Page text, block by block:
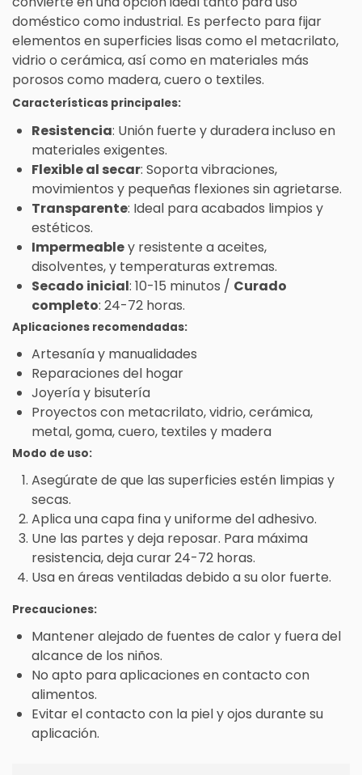
doméstico como industrial. Es perfecto para fijar
elementos en superficies lisas como el metacrilato,
vidrio o cerámica, así como en materiales más
porosos como madera, cuero o textiles.
Características principales:
Resistencia: Unión fuerte y duradera incluso en
materiales exigentes.
Flexible al secar: Soporta vibraciones,
movimientos y pequeñas flexiones sin agrietarse.
Transparente: Ideal para acabados limpios y
estéticos.
Impermeabley resistente a aceites,
disolventes, y temperaturas extremas.
Secado inicial: 10-15 minutos / Curado
completo: 24-72 horas.
Aplicaciones recomendadas:
Artesanía y manualidades
Reparaciones del hogar
Joyería y bisutería
Proyectos con metacrilato, vidrio, cerámica,
metal, goma, cuero, textiles y madera
Modo de uso:
Asegúrate de que las superficies estén limpias y
secas.
Aplica una capa fina y uniforme del adhesivo.
Une las partes y deja reposar. Para máxima
resistencia, deja curar 24-72 horas.
Usa en áreas ventiladas debido a su olor fuerte.
Precauciones:
Mantener alejado de fuentes de calor y fuera del
alcance de los niños.
No apto para aplicaciones en contacto con
alimentos.
Evitar el contacto con la piel y ojos durante su
aplicación.